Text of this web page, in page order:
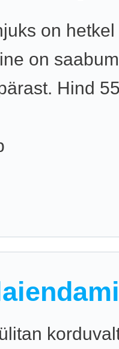
on
on
Hind